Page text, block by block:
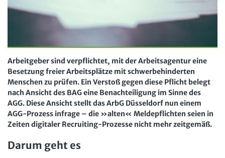
Zeitschriften
Computer und Arbeit
Gute Arbeit
Betriebsrat und Mitbestimmung
Arbeitsschutz und Mitbestimmung
Schwerbehindertenrecht und Inklusion
Beschäftigtendatenschutz online
Personalratswissen online
Schwerbehindertenrecht online
Arbeitszeit online
KI-Praxis Arbeitsrecht online
Software
Newsletter
Bund SHOP
Abo
mein Bund-Online
Arbeitgeber sind verpflichtet, mit der Arbeitsagentur eine
Besetzung freier Arbeitsplätze mit schwerbehinderten
Menschen zu prüfen. Ein Verstoß gegen diese Pflicht belegt
nach Ansicht des BAG eine Benachteiligung im Sinne des
AGG. Diese Ansicht stellt das ArbG Düsseldorf nun einem
AGG-Prozess infrage – die »alten« Meldepflichten seien in
Zeiten digitaler Recruiting-Prozesse nicht mehr zeitgemäß.
Darum geht es